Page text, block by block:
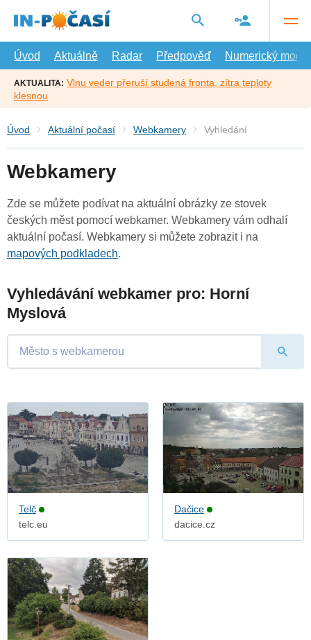
hlavní
Úvod
Aktuálně Radar Předpověď Numerický model
AKTUALITA: Vlnu veder přeruší studená fronta, zítra teploty
klesnou
Úvod Aktuální počasí Webkamery Vyhledání
Webkamery
Zde se můžete podívat na aktuální obrázky ze stovek
českých měst pomocí webkamer. Webkamery vám odhalí
aktuální počasí. Webkamery si můžete zobrazit i na
mapových podkladech.
Vyhledávání webkamer pro: Horní
Myslová
Telč
telc.eu
Dačice
dacice.cz